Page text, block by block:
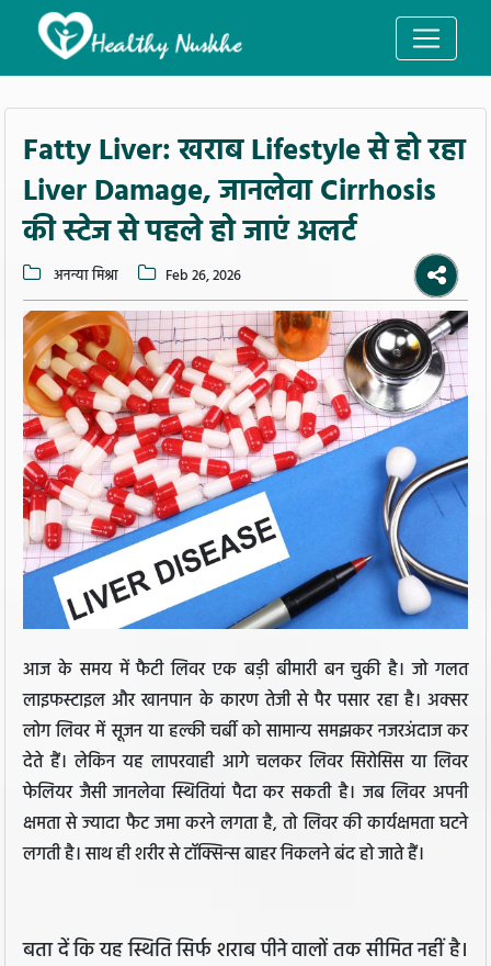
Fatty Liver: खराब Lifestyle से हो रहा
Liver Damage, जानलेवा Cirrhosis
की स्टेज से पहले हो जाएं अलर्ट
अनन्या मिश्रा Feb 26, 2026
आज के समय में फैटी लिवर एक बड़ी बीमारी बन चुकी है। जो गलत
लाइफस्टाइल और खानपान के कारण तेजी से पैर पसार रहा है। अक्सर
लोग लिवर में सूजन या हल्की चर्बी को सामान्य समझकर नजरअंदाज कर
देते हैं। लेकिन यह लापरवाही आगे चलकर लिवर सिरोसिस या लिवर
फेलियर जैसी जानलेवा स्थितियां पैदा कर सकती है। जब लिवर अपनी
क्षमता से ज्यादा फैट जमा करने लगता है, तो लिवर की कार्यक्षमता घटने
लगती है। साथ ही शरीर से टॉक्सिन्स बाहर निकलने बंद हो जाते हैं।
बता दें कि यह स्थिति सिर्फ शराब पीने वालों तक सीमित नहीं है।